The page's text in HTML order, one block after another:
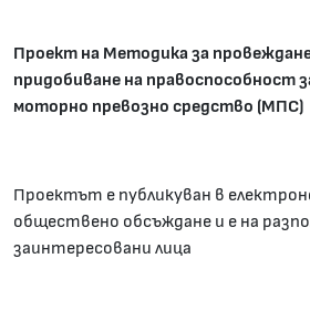
Проект на Методика за
придобиване на правоспособност
моторно превозно средство (МПС)
Проектът е публикуван в
обществено обсъждане и е на
заинтересовани лица